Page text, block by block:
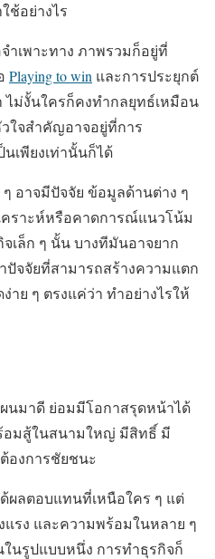
ช้อย่างไร
ำเพาะทาง ภาพรวมก็อยู่ที่
Playing to win และการประยุกต์
ไม่งั้นใครก็คงทำกลยุทธ์เหมือน
ใจสำคัญอาจอยู่ที่การ
นเพียงเท่านั้นก็ได้
อาจมีปัจจัย ข้อมูลด้านต่าง ๆ
ราะห์หรือคาดการณ์แนวโน้ม
เล็ก ๆ นั้น บางทีมันอาจยาก
จจัยที่สามารถสร้างความแตก
าย ๆ ตรงแค่ว่า ทำอย่างไรให้
นมาดี ย่อมมีโอกาสรุดหน้าได้
อมสู้ในสนามใหญ่ มีสิทธิ์ มี
องการชัยชนะ
ผลตอบแทนที่เหนือใคร ๆ แต่
รง และความพร้อมในหลาย ๆ
นรูปแบบหนึ่ง การทำธุรกิจก็